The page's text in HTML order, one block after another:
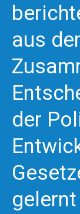
aus der
der